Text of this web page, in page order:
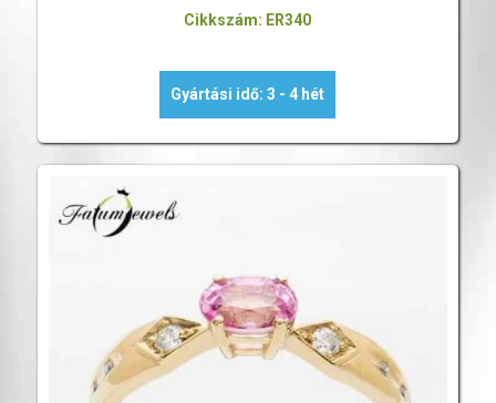
Cikkszám: ER340
Gyártási idő: 3 - 4 hét